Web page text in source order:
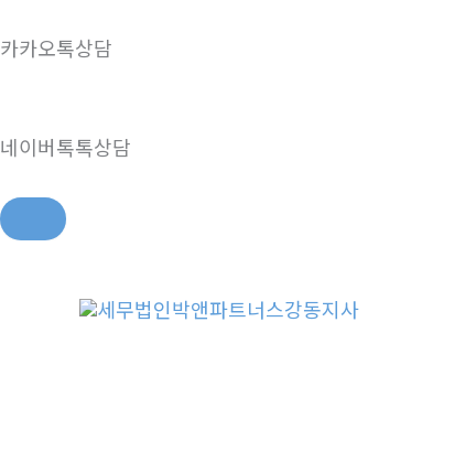
카카오톡상담
네이버톡톡상담